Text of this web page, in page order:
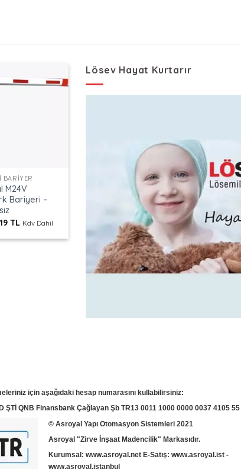
BARIYER
M24V
Bariyeri –
TL Kdv Dahil
Lösev Hayat Kurtarır
için aşağıdaki hesap numarasını kullabilirsiniz:
ŞTİ QNB Finansbank Çağlayan Şb TR13 0011 1000 0000 0037 4105 55
© Asroyal Yapı Otomasyon Sistemleri 2021
Asroyal "Zirve İnşaat Madencilik" Markasıdır.
Kurumsal: www.asroyal.net E-Satış: www.asroyal.ist -
www.asroyal.istanbul